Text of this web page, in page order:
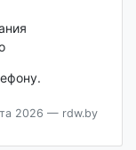
2026 — rdw.by